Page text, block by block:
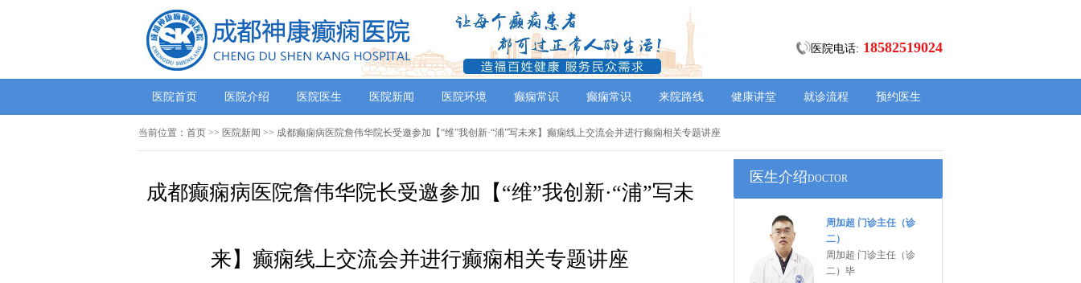
医院电话: 18582519024
医院首页 医院介绍 医院医生 医院新闻 医院环境 癫痫常识 癫痫常识 来院路线 健康讲堂 就诊流程 预约医生
当前位置： 首页 >> 医院新闻 >> 成都癫痫病医院詹伟华院长受邀参加【“维”我创新·“浦”写未来】癫痫线上交流会并进行癫痫相关专题讲座
成都癫痫病医院詹伟华院长受邀参加【“维”我创新·“浦”写未
来】癫痫线上交流会并进行癫痫相关专题讲座
医生介绍DOCTOR
周加超 门诊主任（诊
二）
周加超 门诊主任（诊
二）毕